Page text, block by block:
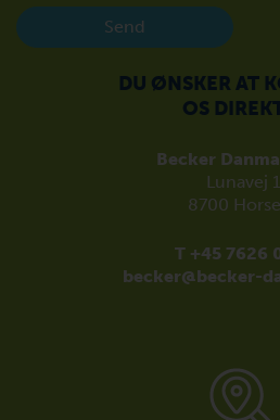
Send
DU ØNSKER AT
OS
Becker
Lunavej 1
8700
T +45 7626
becker@becker-